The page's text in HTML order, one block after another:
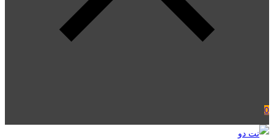
0